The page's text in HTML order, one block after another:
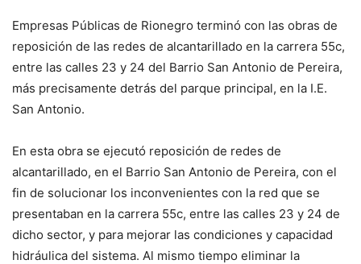
Empresas Públicas de Rionegro terminó con las obras de
reposición de las redes de alcantarillado en la carrera 55c,
entre las calles 23 y 24 del Barrio San Antonio de Pereira,
más precisamente detrás del parque principal, en la I.E.
San Antonio.
En esta obra se ejecutó reposición de redes de
alcantarillado, en el Barrio San Antonio de Pereira, con el
fin de solucionar los inconvenientes con la red que se
presentaban en la carrera 55c, entre las calles 23 y 24 de
dicho sector, y para mejorar las condiciones y capacidad
hidráulica del sistema. Al mismo tiempo eliminar la